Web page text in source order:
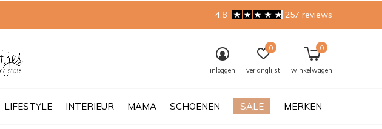
LIFESTYLE INTERIEUR MAMA SCHOENEN SALE MERKEN
inloggen verlanglijst
0
winkelwagen
0
4.8 257 reviews